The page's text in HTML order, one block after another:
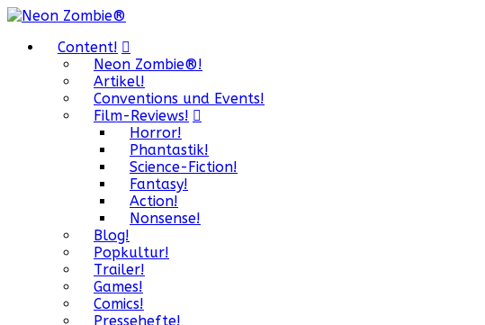
Content!
Neon Zombie®!
Artikel!
Conventions und Events!
Film-Reviews!
Horror!
Phantastik!
Science-Fiction!
Fantasy!
Action!
Nonsense!
Blog!
Popkultur!
Trailer!
Games!
Comics!
Pressehefte!